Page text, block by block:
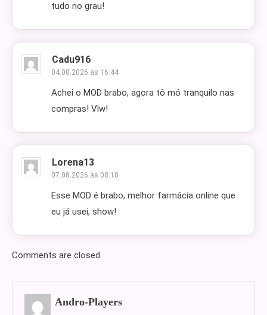
tudo no grau!
Cadu916
04.08.2026 às 16:44
Achei o MOD brabo, agora tô mó tranquilo nas
compras! Vlw!
Lorena13
07.08.2026 às 08:18
Esse MOD é brabo, melhor farmácia online que
eu já usei, show!
Comments are closed.
Andro-Players